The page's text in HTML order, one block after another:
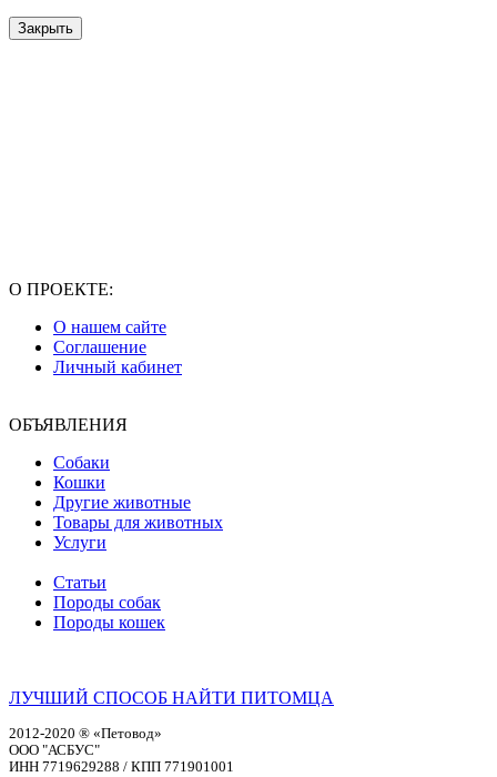
Закрыть
О ПРОЕКТЕ:
О нашем сайте
Соглашение
Личный кабинет
ОБЪЯВЛЕНИЯ
Собаки
Кошки
Другие животные
Товары для животных
Услуги
Статьи
Породы собак
Породы кошек
ЛУЧШИЙ СПОСОБ НАЙТИ ПИТОМЦА
2012-2020 ® «Петовод»
ООО "АСБУС"
ИНН 7719629288 / КПП 771901001